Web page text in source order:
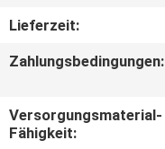
MIT
UNS
VERBINDUNG
Lieferzeit:
Zahlungsbedingungen:
Versorgungsmaterial-
Fähigkeit: